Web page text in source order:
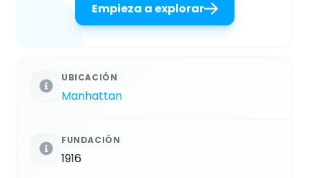
Empieza a explorar
UBICACIÓN
Manhattan
FUNDACIÓN
1916